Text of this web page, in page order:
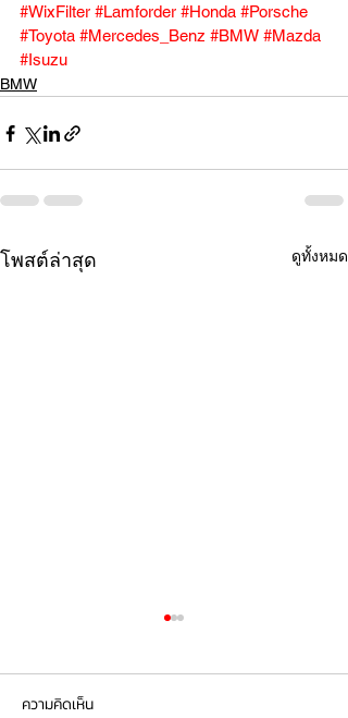
#WixFilter #Lamforder #Honda #Porsche
#Toyota #Mercedes_Benz #BMW #Mazda
#Isuzu
BMW
โพสต์ล่าสุด ดูทั้งหมด
ความคิดเห็น